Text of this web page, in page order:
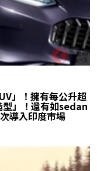
」！擁有每公升超
」！還有如sedan
導入印度市場